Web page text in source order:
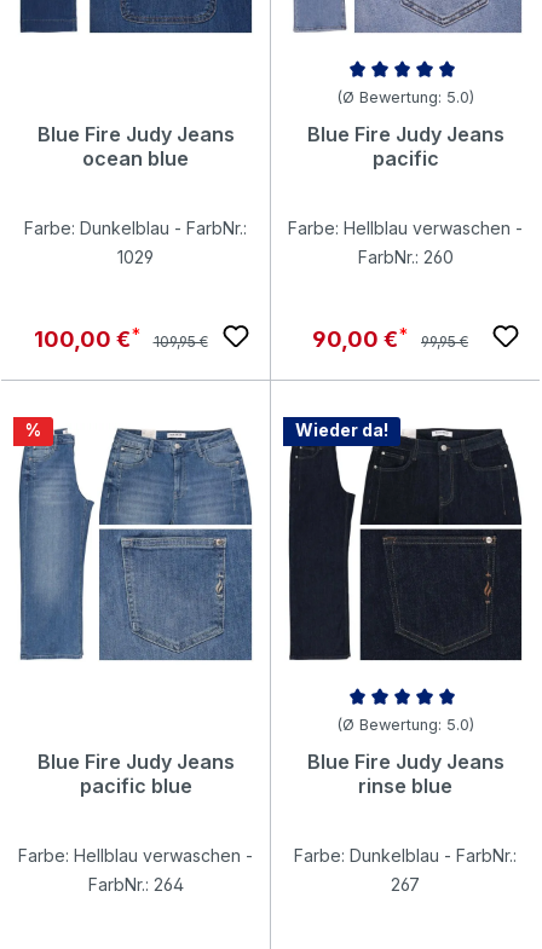
Blue Fire Judy Jeans
ocean blue
Farbe: Dunkelblau - FarbNr.:
1029
Verkaufspreis:
100,00 € Regulärer Preis:
109,95 €
Durchschnittliche Bewertung
(Ø Bewertung: 5.0)
Blue Fire Judy Jeans
pacific
Farbe: Hellblau verwaschen -
FarbNr.: 260
Verkaufspreis:
90,00 € Regulärer Preis:
99,95 €
Rabatt
%
Blue Fire Judy Jeans
pacific blue
Farbe: Hellblau verwaschen -
FarbNr.: 264
Wieder da!
Durchschnittliche Bewertung
(Ø Bewertung: 5.0)
Blue Fire Judy Jeans
rinse blue
Farbe: Dunkelblau - FarbNr.:
267